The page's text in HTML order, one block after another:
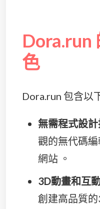
Dora.run
色
Dora.run 包含以
無需程式設
觀的無代碼
網站​ 。
3D動畫和互
創建高品質